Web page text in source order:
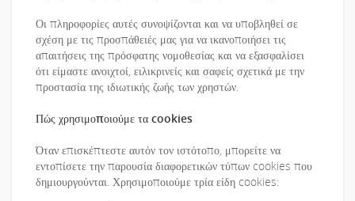
Οι πληροφορίες αυτές συνοψίζονται και να υποβληθεί σε
σχέση με τις προσπάθειές μας για να ικανοποιήσει τις
απαιτήσεις της πρόσφατης νομοθεσίας και να εξασφαλίσει
ότι είμαστε ανοιχτοί, ειλικρινείς και σαφείς σχετικά με την
προστασία της ιδιωτικής ζωής των χρηστών.
Πώς χρησιμοποιούμε τα cookies
Όταν επισκέπτεστε αυτόν τον ιστότοπο, μπορείτε να
εντοπίσετε την παρουσία διαφορετικών τύπων cookies που
δημιουργούνται. Χρησιμοποιούμε τρία είδη cookies: